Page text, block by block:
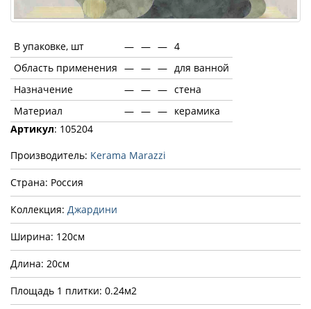
В упаковке, шт — — — 4
Область применения — — — для ванной
Назначение
— — — стена
Материал
— — — керамика
Артикул: 105204
Производитель: Kerama Marazzi
Страна: Россия
Коллекция: Джардини
Ширина: 120см
Длина: 20см
Площадь 1 плитки: 0.24м2